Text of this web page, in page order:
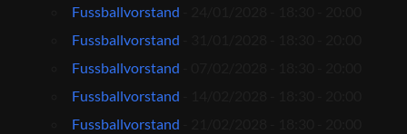
Fussballvorstand
Fussballvorstand
Fussballvorstand
Fussballvorstand
Fussballvorstand